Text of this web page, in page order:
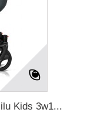
Kids 3w1...